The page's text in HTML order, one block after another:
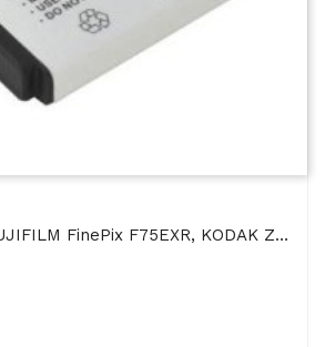
BATTERIA Per FUJIFILM FinePix F75EXR, KODAK Zi8, PENTAX Optio A40, Optio S10 - 750mAh Li-Ion -...